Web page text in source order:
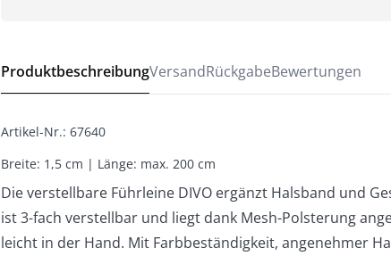
ProduktbeschreibungVersandRückgabeBewertungen
Artikel-Nr.: 67640
Breite: 1,5 cm | Länge: max. 200 cm
Die verstellbare Führleine DIVO ergänzt Halsband und
ist 3-fach verstellbar und liegt dank Mesh-Polsterung
leicht in der Hand. Mit Farbbeständigkeit, angenehmer